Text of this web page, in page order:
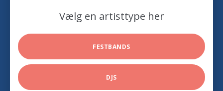
Vælg en artisttype her
FESTBANDS
DJS